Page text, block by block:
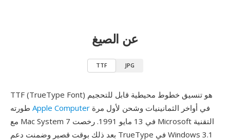
عن الصيغ
TTF JPG
TTF (TrueType Font) هو تنسيق خطوط محيطية قابل للتحجيم
Apple Computer
مع Mac System 7 في 13 مايو 1991. رخصت Microsoft التقنية
بعد ذلك بوقت قصير وضمنت دعم TrueType في Windows 3.1